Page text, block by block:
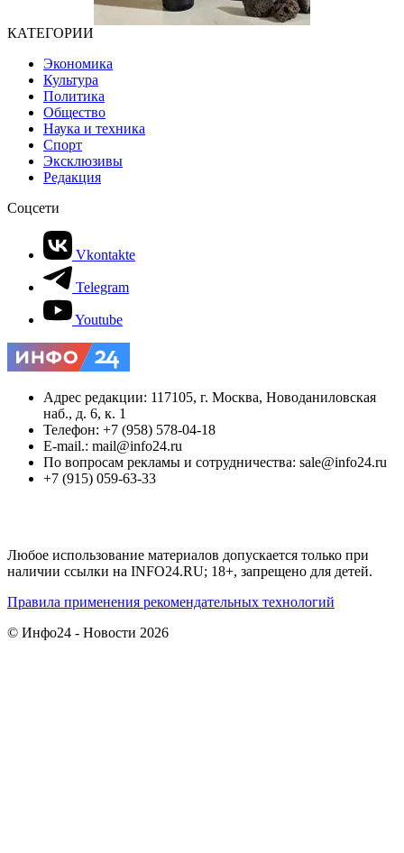
КАТЕГОРИИ
Экономика
Культура
Политика
Общество
Наука и техника
Спорт
Эксклюзивы
Редакция
Соцсети
Vkontakte
Telegram
Youtube
Адрес редакции: 117105, г. Москва, Новоданиловская
наб., д. 6, к. 1
Телефон: +7 (958) 578-04-18
E-mail.: mail@info24.ru
По вопросам рекламы и сотрудничества: sale@info24.ru
+7 (915) 059-63-33
Любое использование материалов допускается только при
наличии ссылки на INFO24.RU; 18+, запрещено для детей.
Правила применения рекомендательных технологий
© Инфо24 - Новости 2026